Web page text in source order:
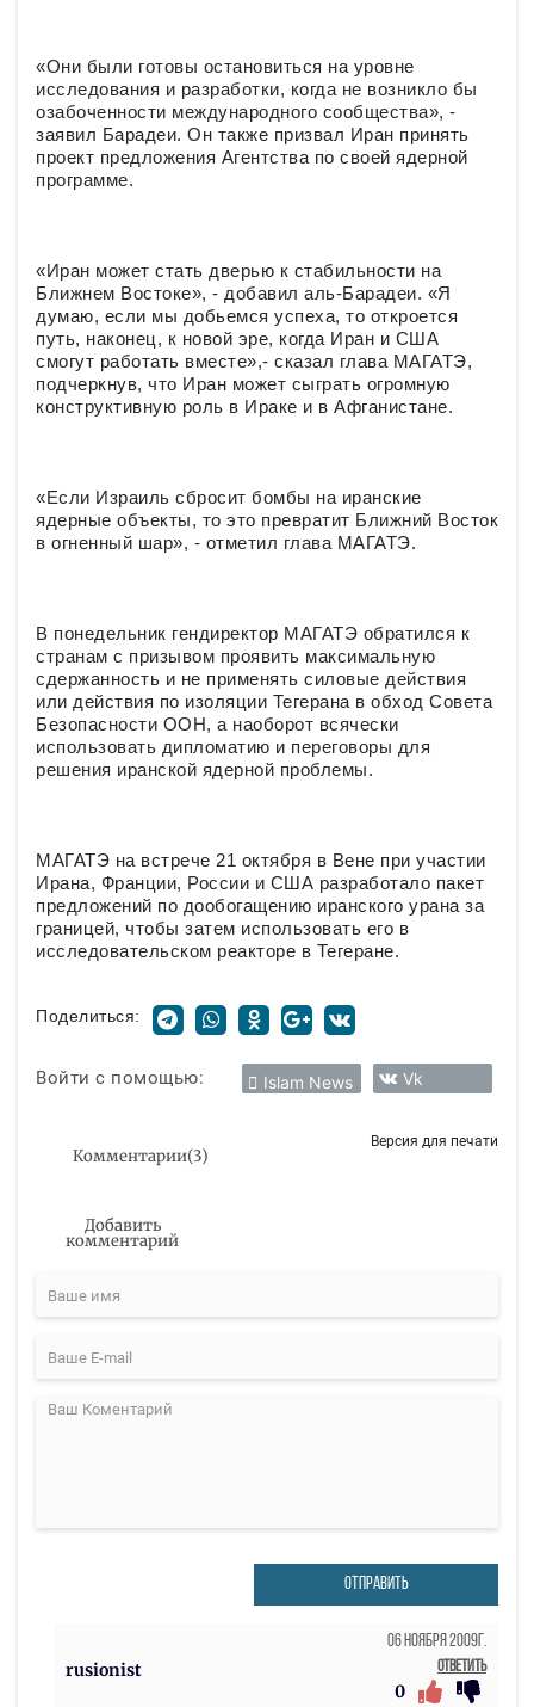
«Они были готовы остановиться на уровне
исследования и разработки, когда не возникло бы
озабоченности международного сообщества», -
заявил Барадеи. Он также призвал Иран принять
проект предложения Агентства по своей ядерной
программе.
«Иран может стать дверью к стабильности на
Ближнем Востоке», - добавил аль-Барадеи. «Я
думаю, если мы добьемся успеха, то откроется
путь, наконец, к новой эре, когда Иран и США
смогут работать вместе»,- сказал глава МАГАТЭ,
подчеркнув, что Иран может сыграть огромную
конструктивную роль в Ираке и в Афганистане.
«Если Израиль сбросит бомбы на иранские
ядерные объекты, то это превратит Ближний Восток
в огненный шар», - отметил глава МАГАТЭ.
В понедельник гендиректор МАГАТЭ обратился к
странам с призывом проявить максимальную
сдержанность и не применять силовые действия
или действия по изоляции Тегерана в обход Совета
Безопасности ООН, а наоборот всячески
использовать дипломатию и переговоры для
решения иранской ядерной проблемы.
МАГАТЭ на встрече 21 октября в Вене при участии
Ирана, Франции, России и США разработало пакет
предложений по дообогащению иранского урана за
границей, чтобы затем использовать его в
исследовательском реакторе в Тегеране.
Поделиться:
Войти с помощью: Islam News Vk
Комментарии(3)
Версия для печати
Добавить
комментарий
ОТПРАВИТЬ
rusionist
06 Ноября 2009г.
Ответить
0